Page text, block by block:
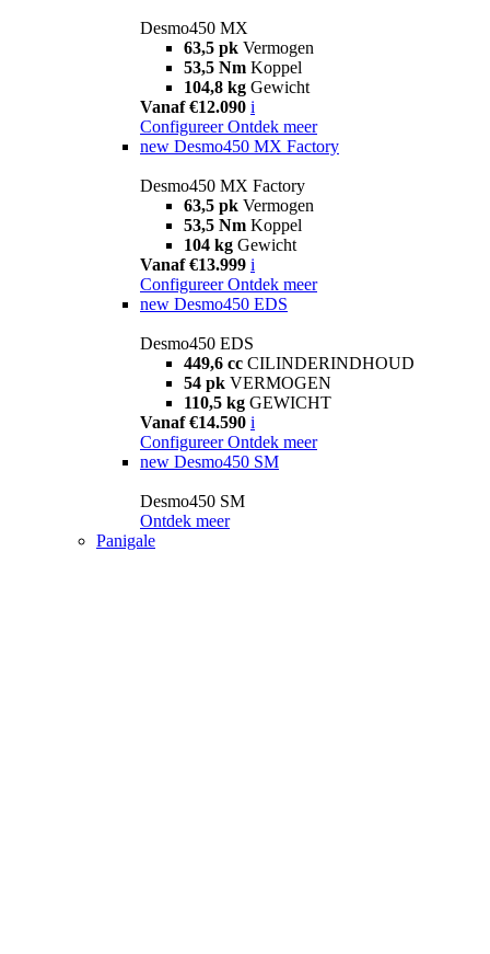
Desmo450 MX
63,5 pk Vermogen
53,5 Nm Koppel
104,8 kg Gewicht
Vanaf €12.090 i
Configureer Ontdek meer
new Desmo450 MX Factory
Desmo450 MX Factory
63,5 pk Vermogen
53,5 Nm Koppel
104 kg Gewicht
Vanaf €13.999 i
Configureer Ontdek meer
new Desmo450 EDS
Desmo450 EDS
449,6 cc CILINDERINDHOUD
54 pk VERMOGEN
110,5 kg GEWICHT
Vanaf €14.590 i
Configureer Ontdek meer
new Desmo450 SM
Desmo450 SM
Ontdek meer
Panigale